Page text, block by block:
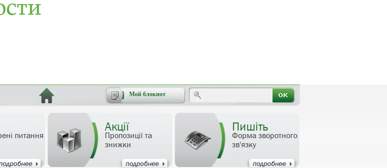
Мой блокнот
питання
Акції
Пропозиції та
знижки
Пишіть
Форма зворотного
зв'язку